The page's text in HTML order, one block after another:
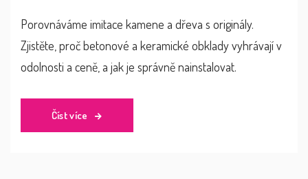
Porovnáváme imitace kamene a dřeva s originály.
Zjistěte, proč betonové a keramické obklady vyhrávají v
odolnosti a ceně, a jak je správně nainstalovat.
Číst více